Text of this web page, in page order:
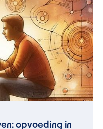
opvoeding in